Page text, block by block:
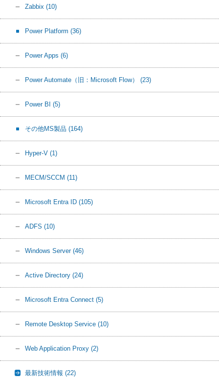
Zabbix (10)
Power Platform (36)
Power Apps (6)
Power Automate（旧：Microsoft Flow） (23)
Power BI (5)
その他MS製品 (164)
Hyper-V (1)
MECM/SCCM (11)
Microsoft Entra ID (105)
ADFS (10)
Windows Server (46)
Active Directory (24)
Microsoft Entra Connect (5)
Remote Desktop Service (10)
Web Application Proxy (2)
最新技術情報 (22)